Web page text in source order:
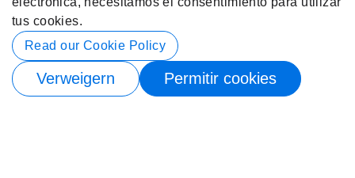
tus cookies.
Read our Cookie Policy
Verweigern Permitir cookies
Categorías Populares
Datos de contacto
© 2026 Buy4Store. Reservados Todos los Derechos.